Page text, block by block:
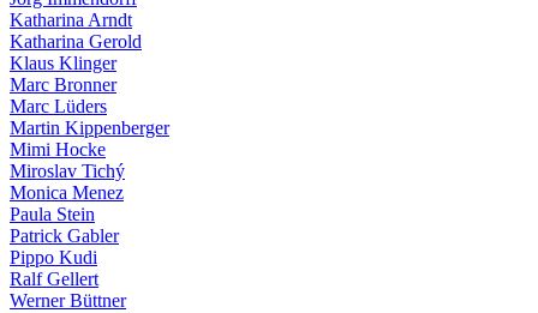
Katharina Arndt
Katharina Gerold
Klaus Klinger
Marc Bronner
Marc Lüders
Martin Kippenberger
Mimi Hocke
Miroslav Tichý
Monica Menez
Paula Stein
Patrick Gabler
Pippo Kudi
Ralf Gellert
Werner Büttner